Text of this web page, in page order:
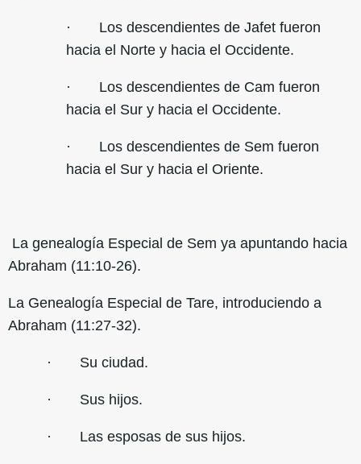
· Los descendientes de Jafet fueron
hacia el Norte y hacia el Occidente.
· Los descendientes de Cam fueron
hacia el Sur y hacia el Occidente.
· Los descendientes de Sem fueron
hacia el Sur y hacia el Oriente.
La genealogía Especial de Sem ya apuntando hacia
Abraham (11:10-26).
La Genealogía Especial de Tare, introduciendo a
Abraham (11:27-32).
· Su ciudad.
· Sus hijos.
· Las esposas de sus hijos.